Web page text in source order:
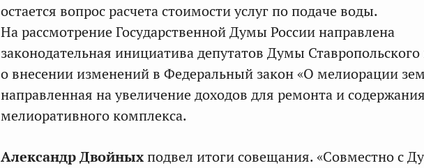
остается вопрос расчета стоимости услуг по подаче воды.
На рассмотрение Государственной Думы России направлена
законодательная инициатива депутатов Думы Ставропольского
о внесении изменений в Федеральный закон «О мелиорации
направленная на увеличение доходов для ремонта и содержания
мелиоративного комплекса.
Александр Двойныхподвел итоги совещания. «Совместно с